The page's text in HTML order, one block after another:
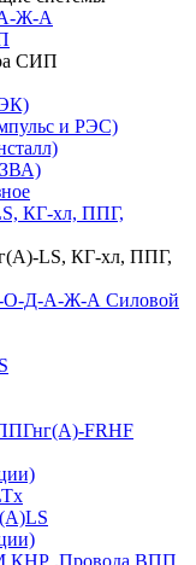
Ж-А
СИП
и РЭС)
КГ-хл, ППГ,
LS, КГ-хл, ППГ,
Д-А-Ж-А Силовой
FRHF
.Провода ВПП